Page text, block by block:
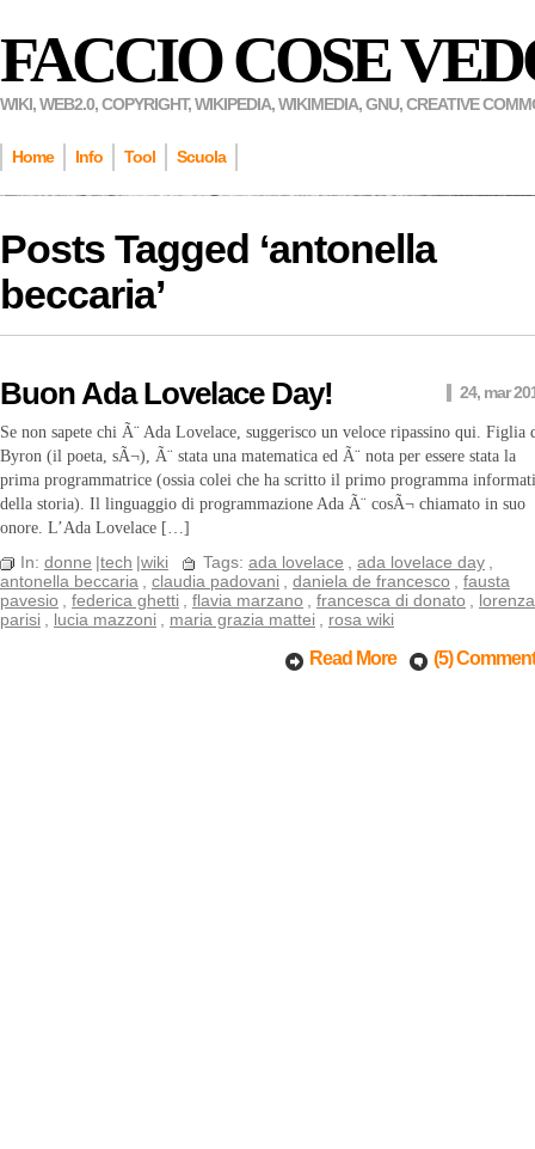
FACCIO COSE
WIKI, WEB2.0, COPYRIGHT, WIKIPEDIA, WIKIMEDIA, GNU, CREATIVE
Home Info Tool Scuola
Posts Tagged ‘antonella
beccaria’
Buon Ada Lovelace Day! 24, mar
Se non sapete chi Ã¨ Ada Lovelace, suggerisco un veloce ripassino qui. Figlia
Byron (il poeta, sÃ¬), Ã¨ stata una matematica ed Ã¨ nota per essere stata la
prima programmatrice (ossia colei che ha scritto il primo programma
della storia). Il linguaggio di programmazione Ada Ã¨ cosÃ¬ chiamato in suo
onore. L’Ada Lovelace […]
In: donne |tech |wiki Tags: ada lovelace ada lovelace day
antonella beccaria
claudia padovani daniela de francesco
fausta
pavesio
federica ghetti flavia marzano francesca di donato
lorenza
parisi
lucia mazzoni maria grazia mattei rosa wiki
Read More (5)